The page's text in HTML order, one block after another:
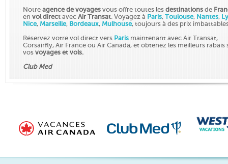
Notre agence de voyages vous offre toutes les destinations de
en vol direct avec Air Transat. Voyagez à Paris, Toulouse, Nantes,
Nice, Marseille, Bordeaux, Mulhouse, toujours à des prix
Réservez votre vol direct vers Paris maintenant avec Air Transat,
Corsairfly, Air France ou Air Canada, et obtenez les meilleurs rabais
vos voyages et vols.
Club Med